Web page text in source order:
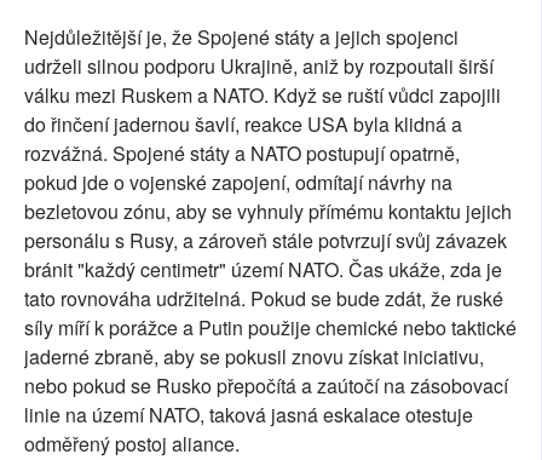
Nejdůležitější je, že Spojené státy a jejich spojenci
udrželi silnou podporu Ukrajině, aniž by rozpoutali širší
válku mezi Ruskem a NATO. Když se ruští vůdci zapojili
do řinčení jadernou šavlí, reakce USA byla klidná a
rozvážná. Spojené státy a NATO postupují opatrně,
pokud jde o vojenské zapojení, odmítají návrhy na
bezletovou zónu, aby se vyhnuly přímému kontaktu jejich
personálu s Rusy, a zároveň stále potvrzují svůj závazek
bránit "každý centimetr" území NATO. Čas ukáže, zda je
tato rovnováha udržitelná. Pokud se bude zdát, že ruské
síly míří k porážce a Putin použije chemické nebo taktické
jaderné zbraně, aby se pokusil znovu získat iniciativu,
nebo pokud se Rusko přepočítá a zaútočí na zásobovací
linie na území NATO, taková jasná eskalace otestuje
odměřený postoj aliance.